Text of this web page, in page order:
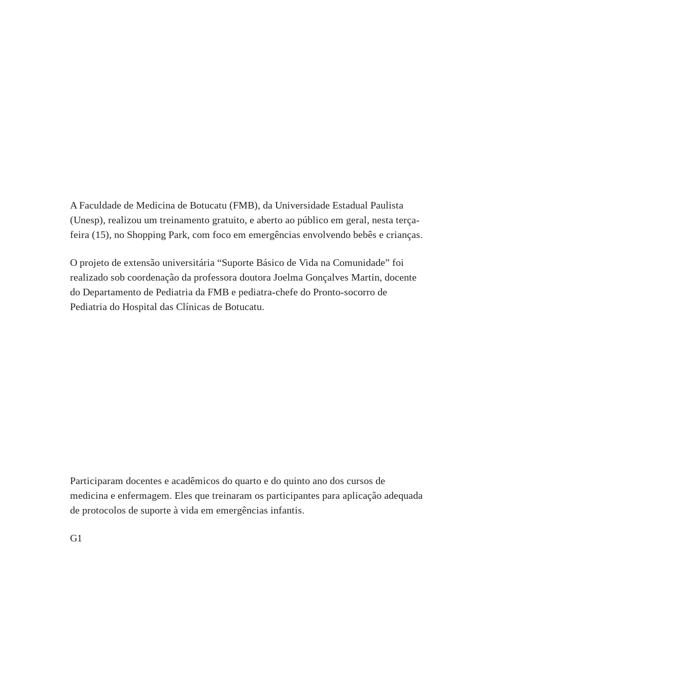
A Faculdade de Medicina de Botucatu (FMB), da Universidade Estadual Paulista
(Unesp), realizou um treinamento gratuito, e aberto ao público em geral, nesta terça-
feira (15), no Shopping Park, com foco em emergências envolvendo bebês e crianças.
O projeto de extensão universitária “Suporte Básico de Vida na Comunidade” foi
realizado sob coordenação da professora doutora Joelma Gonçalves Martin, docente
do Departamento de Pediatria da FMB e pediatra-chefe do Pronto-socorro de
Pediatria do Hospital das Clínicas de Botucatu.
Participaram docentes e acadêmicos do quarto e do quinto ano dos cursos de
medicina e enfermagem. Eles que treinaram os participantes para aplicação adequada
de protocolos de suporte à vida em emergências infantis.
G1